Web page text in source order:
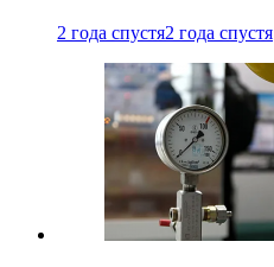
2 года спустя2 года спустя